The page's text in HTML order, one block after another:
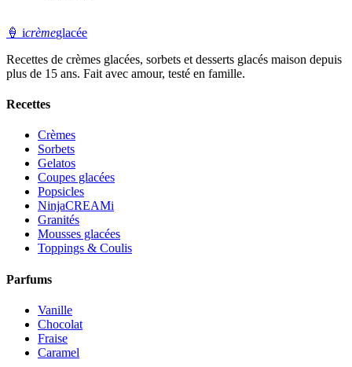
🍦 icrèmeglacée
Recettes de crèmes glacées, sorbets et desserts glacés maison depuis
plus de 15 ans. Fait avec amour, testé en famille.
Recettes
Crèmes
Sorbets
Gelatos
Coupes glacées
Popsicles
NinjaCREAMi
Granités
Mousses glacées
Toppings & Coulis
Parfums
Vanille
Chocolat
Fraise
Caramel